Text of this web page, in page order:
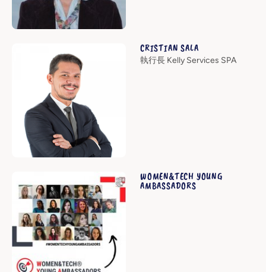
CRISTIAN SALA
執行長 Kelly Services SPA
WOMEN&TECH YOUNG
AMBASSADORS